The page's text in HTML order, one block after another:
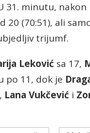
31. minutu, nakon
20 (70:51), ali
trijumf.
Leković sa 17,
po 11, dok je
, Lana Vukčević i